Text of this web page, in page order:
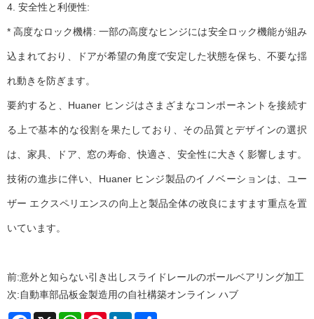
4. 安全性と利便性:
* 高度なロック機構: 一部の高度なヒンジには安全ロック機能が組み
込まれており、ドアが希望の角度で安定した状態を保ち、不要な揺
れ動きを防ぎます。
要約すると、Huaner ヒンジはさまざまなコンポーネントを接続す
る上で基本的な役割を果たしており、その品質とデザインの選択
は、家具、ドア、窓の寿命、快適さ、安全性に大きく影響します。
技術の進歩に伴い、Huaner ヒンジ製品のイノベーションは、ユー
ザー エクスペリエンスの向上と製品全体の改良にますます重点を置
いています。
前:意外と知らない引き出しスライドレールのボールベアリング加工
次:自動車部品板金製造用の自社構築オンライン ハブ